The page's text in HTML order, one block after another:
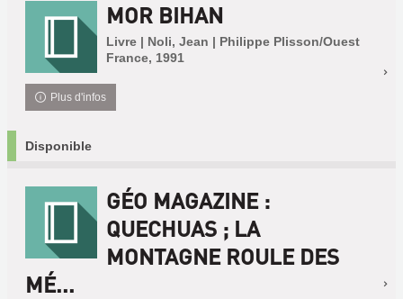
MOR BIHAN
Livre | Noli, Jean | Philippe Plisson/Ouest
France, 1991
Plus d'infos
Disponible
GÉO MAGAZINE :
QUECHUAS ; LA
MONTAGNE ROULE DES
MÉ...